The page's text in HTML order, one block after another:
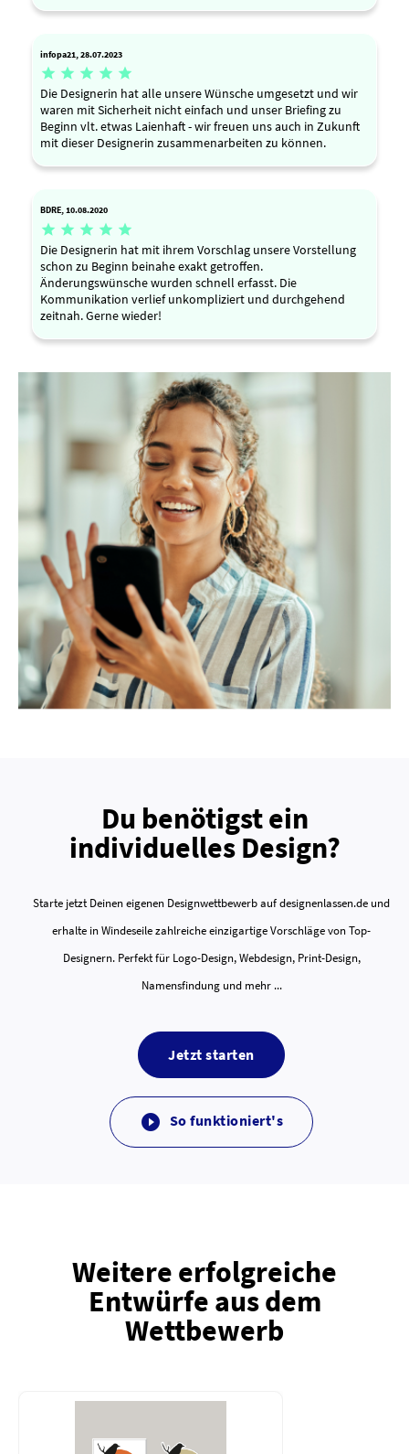
infopa21, 28.07.2023
    
Die Designerin hat alle unsere Wünsche umgesetzt und wir
waren mit Sicherheit nicht einfach und unser Briefing zu
Beginn vlt. etwas Laienhaft - wir freuen uns auch in Zukunft
mit dieser Designerin zusammenarbeiten zu können.
BDRE, 10.08.2020
    
Die Designerin hat mit ihrem Vorschlag unsere Vorstellung
schon zu Beginn beinahe exakt getroffen.
Änderungswünsche wurden schnell erfasst. Die
Kommunikation verlief unkompliziert und durchgehend
zeitnah. Gerne wieder!
Du benötigst ein
individuelles Design?
Starte jetzt Deinen eigenen Designwettbewerb auf designenlassen.de und
erhalte in Windeseile zahlreiche einzigartige Vorschläge von Top-
Designern. Perfekt für Logo-Design, Webdesign, Print-Design,
Namensfindung und mehr ...
Jetzt starten
 So funktioniert's
Weitere erfolgreiche
Entwürfe aus dem
Wettbewerb